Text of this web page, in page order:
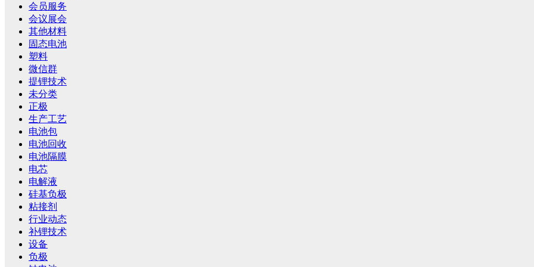
会员服务
会议展会
其他材料
固态电池
塑料
微信群
提锂技术
未分类
正极
生产工艺
电池包
电池回收
电池隔膜
电芯
电解液
硅基负极
粘接剂
行业动态
补锂技术
设备
负极